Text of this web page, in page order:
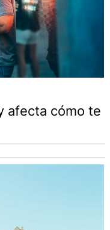
afecta cómo te